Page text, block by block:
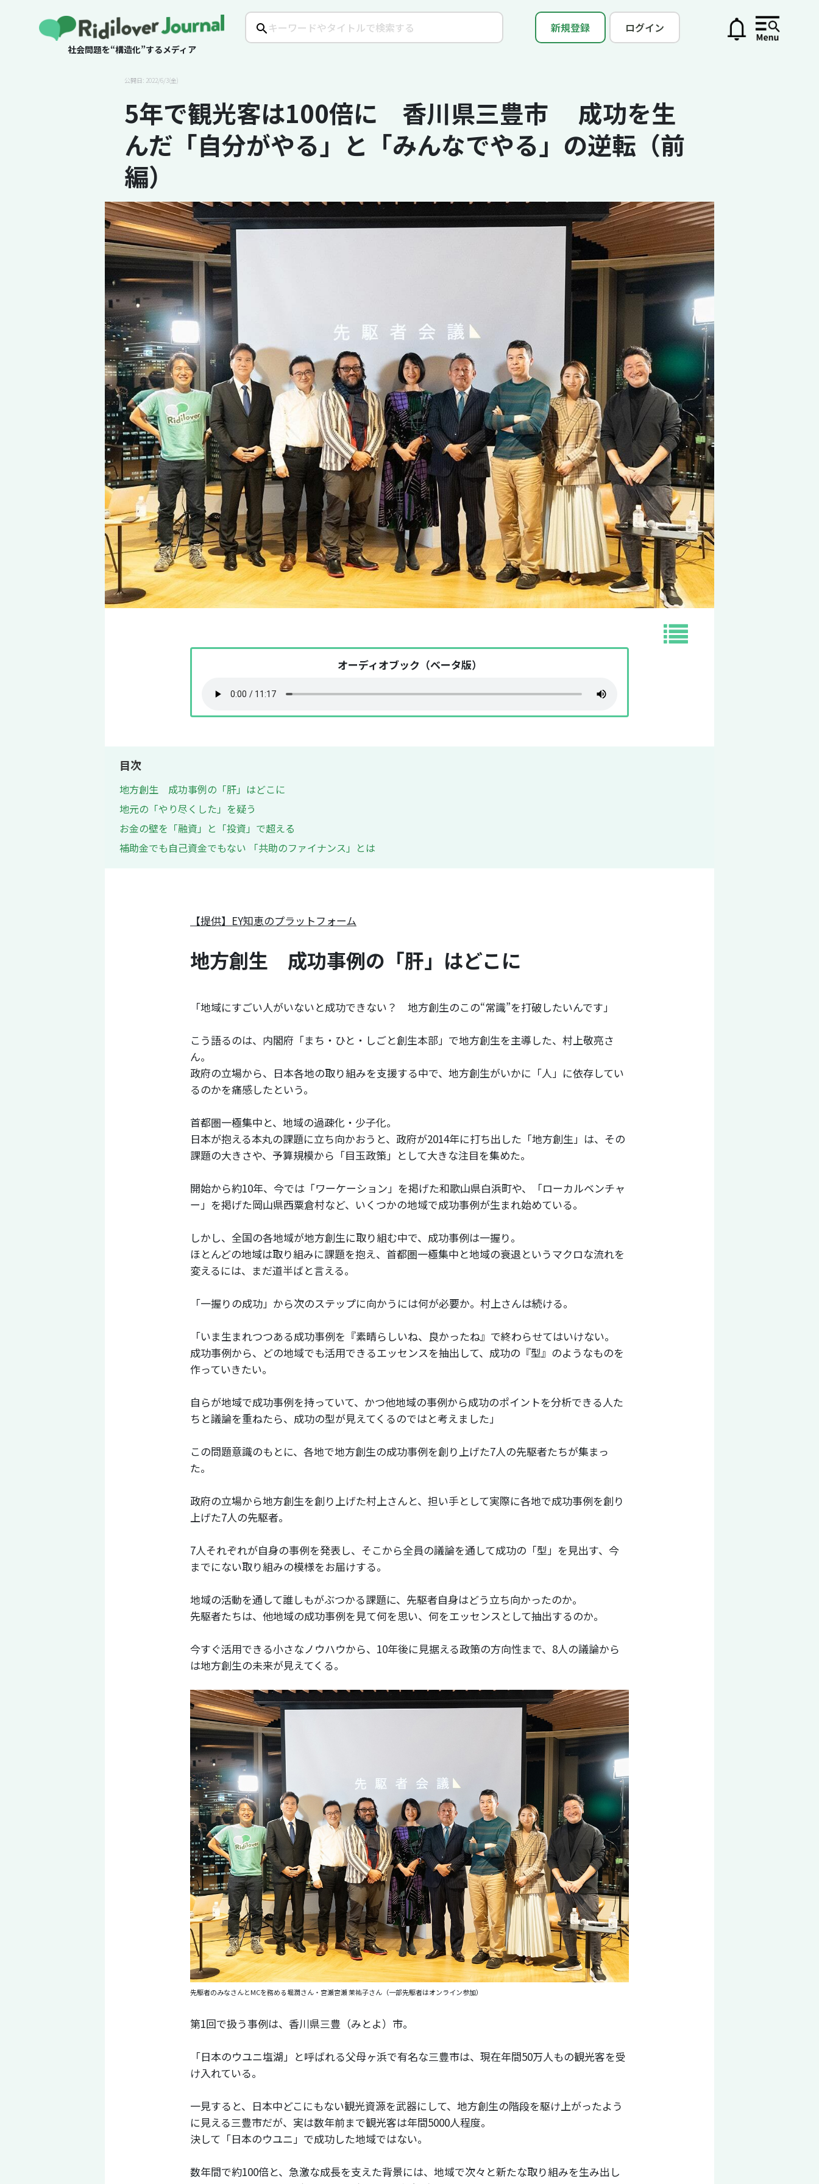
社会問題を“構造化”するメディア
新規登録 ログイン
公開日: 2022/6/3(金)
5年で観光客は100倍に 香川県三豊市 成功を生
んだ「自分がやる」と「みんなでやる」の逆転（前
編）
オーディオブック（ベータ版）
目次
地方創生 成功事例の「肝」はどこに
地元の「やり尽くした」を疑う
お金の壁を「融資」と「投資」で超える
補助金でも自己資金でもない 「共助のファイナンス」とは
【提供】EY知恵のプラットフォーム
地方創生 成功事例の「肝」はどこに
「地域にすごい人がいないと成功できない？ 地方創生のこの“常識”を打破したいんです」
こう語るのは、内閣府「まち・ひと・しごと創生本部」で地方創生を主導した、村上敬亮さ
ん。
政府の立場から、日本各地の取り組みを支援する中で、地方創生がいかに「人」に依存してい
るのかを痛感したという。
首都圏一極集中と、地域の過疎化・少子化。
日本が抱える本丸の課題に立ち向かおうと、政府が2014年に打ち出した「地方創生」は、その
課題の大きさや、予算規模から「目玉政策」として大きな注目を集めた。
開始から約10年、今では「ワーケーション」を掲げた和歌山県白浜町や、「ローカルベンチャ
ー」を掲げた岡山県西粟倉村など、いくつかの地域で成功事例が生まれ始めている。
しかし、全国の各地域が地方創生に取り組む中で、成功事例は一握り。
ほとんどの地域は取り組みに課題を抱え、首都圏一極集中と地域の衰退というマクロな流れを
変えるには、まだ道半ばと言える。
「一握りの成功」から次のステップに向かうには何が必要か。村上さんは続ける。
「いま生まれつつある成功事例を『素晴らしいね、良かったね』で終わらせてはいけない。
成功事例から、どの地域でも活用できるエッセンスを抽出して、成功の『型』のようなものを
作っていきたい。
自らが地域で成功事例を持っていて、かつ他地域の事例から成功のポイントを分析できる人た
ちと議論を重ねたら、成功の型が見えてくるのではと考えました」
この問題意識のもとに、各地で地方創生の成功事例を創り上げた7人の先駆者たちが集まっ
た。
政府の立場から地方創生を創り上げた村上さんと、担い手として実際に各地で成功事例を創り
上げた7人の先駆者。
7人それぞれが自身の事例を発表し、そこから全員の議論を通して成功の「型」を見出す、今
までにない取り組みの模様をお届けする。
地域の活動を通して誰しもがぶつかる課題に、先駆者自身はどう立ち向かったのか。
先駆者たちは、他地域の成功事例を見て何を思い、何をエッセンスとして抽出するのか。
今すぐ活用できる小さなノウハウから、10年後に見据える政策の方向性まで、8人の議論から
は地方創生の未来が見えてくる。
先駆者のみなさんとMCを務める堀潤さん・宮瀬宮瀬 茉祐子さん（一部先駆者はオンライン参加）
第1回で扱う事例は、香川県三豊（みとよ）市。
「日本のウユニ塩湖」と呼ばれる父母ヶ浜で有名な三豊市は、現在年間50万人もの観光客を受
け入れている。
一見すると、日本中どこにもない観光資源を武器にして、地方創生の階段を駆け上がったよう
に見える三豊市だが、実は数年前まで観光客は年間5000人程度。
決して「日本のウユニ」で成功した地域ではない。
数年間で約100倍と、急激な成長を支えた背景には、地域で次々と新たな取り組みを生み出し